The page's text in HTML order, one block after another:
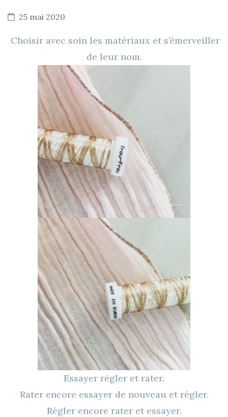
25 mai 2020
Choisir avec soin les matériaux et s’émerveiller
de leur nom.
Essayer régler et rater.
Rater encore essayer de nouveau et régler.
Régler encore rater et essayer.